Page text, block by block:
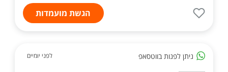
הגשת מועמדות
ניתן לפנות בווטסאפ לפני יומיים